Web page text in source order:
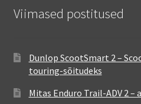
Viimased postitused
Dunlop ScootSmart 2 –
touring-sõitudeks
Mitas Enduro Trail-ADV 2